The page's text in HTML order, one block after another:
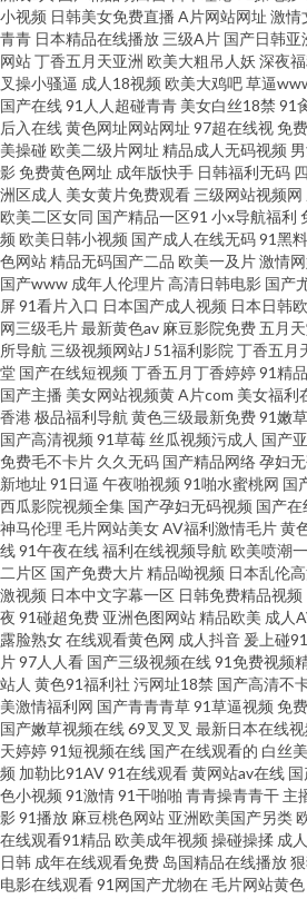
小视频 日韩美女免费直播 A片网站网址 激情
青青 日本精品在线播放 三级A片 国产日韩亚
网站丁香五月天亚洲 欧美大粗吊人妖 深夜
叉操小骚逼 成人18视频 欧美大鸡吧草逼
国产在线91人人超碰青青 美女白丝18禁 91
后入在线黄色网址网站网址 97超在线视免
美操碰 欧美二级片网址 精品成人无码视频
影免费黄色网址 成年版快手 日韩福利无码
洲区成人 美女黄片免费观看 三级网站视频网
欧美二区女同 国产精品一区91 小x导航福利
频 欧美日韩小视频 国产成人在线无码91黑
色网站精品无码国产二品 欧美一及片激情
国产www 成年人伦理片高清日韩电影 国产
屏91看片入口 日本国产成人视频 日本日韩
网三级毛片最新黄色av 麻豆影院免费 五月
所导航 三级视频网站J 51福利影院 丁香五月
堂 国产在线短视频 丁香五月丁香婷婷91精
国产主播 美女网站视频黄A片com 美女福利
香港极品福利导航 黄色三级最新免费91嫩
国产高清视频 91草莓 丝瓜视频污成人 国产
免费毛不卡片 久久无码 国产精品网络孕妇
新地址 91日逼 午夜啪视频 91啪水蜜桃网 国
西瓜影院视频全集 国产孕妇无码视频 国产在
神马伦理 毛片网站美女AV福利激情毛片黄
线91午夜在线福利在线视频导航 欧美喷潮
二片区 国产免费大片精品呦视频 日本乱伦
激视频 日本中文字幕一区 日韩免费精品视频
夜 91碰超免费 亚洲色图网站精品欧美 成人
露脸熟女在线观看黄色网 成人抖音 爰上碰91
片97人人看 国产三级视频在线91免费视频
站人 黄色91福利社 污网址18禁 国产高清不
美激情福利网 国产青青青草91草逼视频 免
国产嫩草视频在线69叉叉叉 最新日本在线视
天婷婷91短视频在线 国产在线观看的 白丝
频 加勒比91AV91在线观看黄网站av在线
色小视频 91激情91干啪啪 青青操青青干 主
影91播放 麻豆桃色网站 亚洲欧美国产另类
在线观看91精品 欧美成年视频 操碰操揉 成
日韩 成年在线观看免费 岛国精品在线播放
电影在线观看91网国产尤物在毛片网站黄色